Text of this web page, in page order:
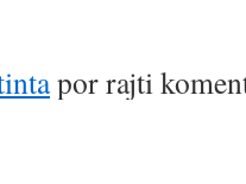
por rajti